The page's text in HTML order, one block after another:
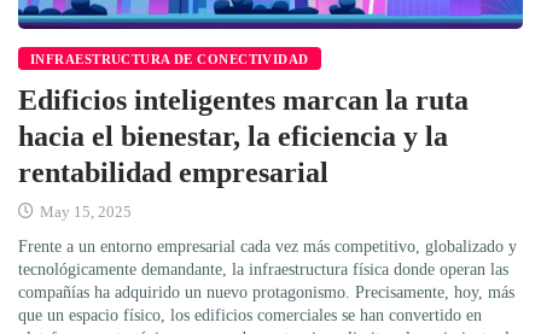
INFRAESTRUCTURA DE CONECTIVIDAD
Edificios inteligentes marcan la ruta
hacia el bienestar, la eficiencia y la
rentabilidad empresarial
May 15, 2025
Frente a un entorno empresarial cada vez más competitivo, globalizado y
tecnológicamente demandante, la infraestructura física donde operan las
compañías ha adquirido un nuevo protagonismo. Precisamente, hoy, más
que un espacio físico, los edificios comerciales se han convertido en